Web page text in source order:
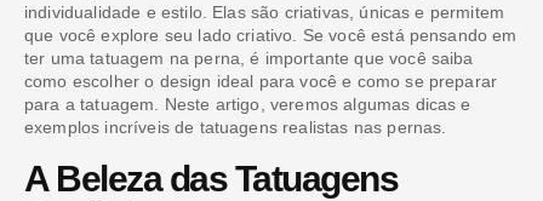
individualidade e estilo. Elas são criativas, únicas e permitem
que você explore seu lado criativo. Se você está pensando em
ter uma tatuagem na perna, é importante que você saiba
como escolher o design ideal para você e como se preparar
para a tatuagem. Neste artigo, veremos algumas dicas e
exemplos incríveis de tatuagens realistas nas pernas.
A Beleza das Tatuagens